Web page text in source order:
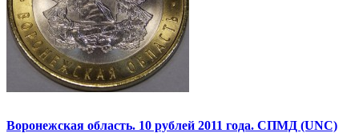
Воронежская область. 10 рублей 2011 года. СПМД (UNC)